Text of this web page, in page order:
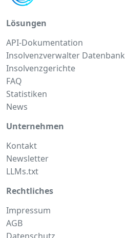
Lösungen
API-Dokumentation
Insolvenzverwalter Datenbank
Insolvenzgerichte
FAQ
Statistiken
News
Unternehmen
Kontakt
Newsletter
LLMs.txt
Rechtliches
Impressum
AGB